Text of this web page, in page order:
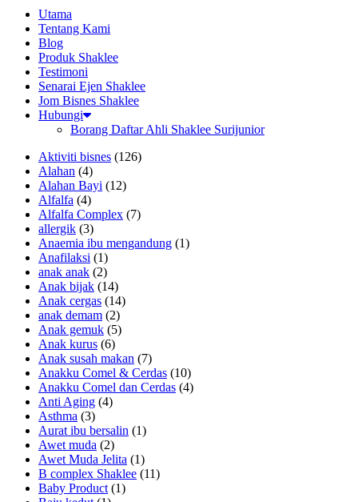
Utama
Tentang Kami
Blog
Produk Shaklee
Testimoni
Senarai Ejen Shaklee
Jom Bisnes Shaklee
Hubungi
Borang Daftar Ahli Shaklee Surijunior
Aktiviti bisnes (126)
Alahan (4)
Alahan Bayi (12)
Alfalfa (4)
Alfalfa Complex (7)
allergik (3)
Anaemia ibu mengandung (1)
Anafilaksi (1)
anak anak (2)
Anak bijak (14)
Anak cergas (14)
anak demam (2)
Anak gemuk (5)
Anak kurus (6)
Anak susah makan (7)
Anakku Comel & Cerdas (10)
Anakku Comel dan Cerdas (4)
Anti Aging (4)
Asthma (3)
Aurat ibu bersalin (1)
Awet muda (2)
Awet Muda Jelita (1)
B complex Shaklee (11)
Baby Product (1)